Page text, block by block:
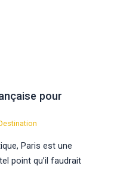
pour
Paris est une
point qu’il faudrait